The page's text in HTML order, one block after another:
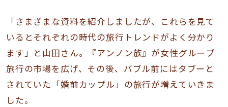
「さまざまな資料を紹介しましたが、これらを見て
いるとそれぞれの時代の旅行トレンドがよく分かり
ます」と山田さん。『アンノン族』が女性グループ
旅行の市場を広げ、その後、バブル前にはタブーと
されていた「婚前カップル」の旅行が増えていきま
した。